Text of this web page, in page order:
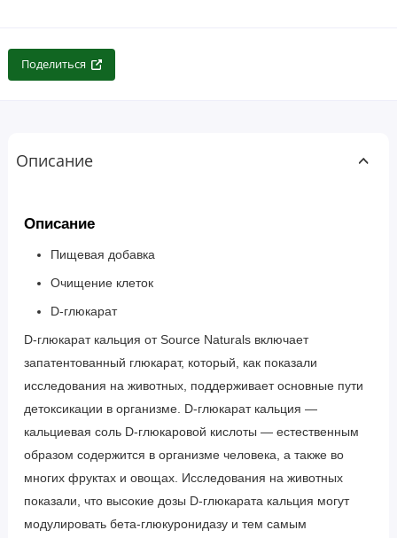
Поделиться
Описание
Описание
Пищевая добавка
Очищение клеток
D-глюкарат
D-глюкарат кальция от Source Naturals включает
запатентованный глюкарат, который, как показали
исследования на животных, поддерживает основные пути
детоксикации в организме. D-глюкарат кальция —
кальциевая соль D-глюкаровой кислоты — естественным
образом содержится в организме человека, а также во
многих фруктах и овощах. Исследования на животных
показали, что высокие дозы D-глюкарата кальция могут
модулировать бета-глюкуронидазу и тем самым